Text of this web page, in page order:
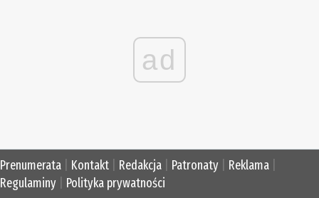
ad
Prenumerata Kontakt Redakcja Patronaty Reklama
Regulaminy
Polityka prywatności